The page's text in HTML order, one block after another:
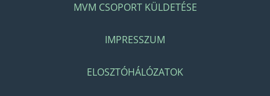
MVM CSOPORT KÜLDETÉSE
IMPRESSZUM
ELOSZTÓHÁLÓZATOK